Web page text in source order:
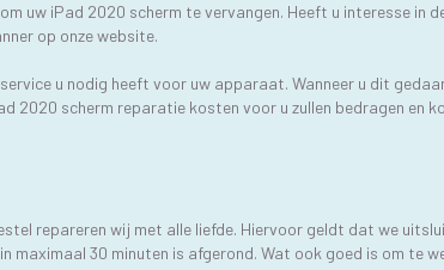
uw iPad 2020 scherm te vervangen. Heeft u interesse in
op onze website.
u nodig heeft voor uw apparaat. Wanneer u dit
2020 scherm reparatie kosten voor u zullen bedragen en
repareren wij met alle liefde. Hiervoor geldt dat we
30 minuten is afgerond. Wat ook goed is om te